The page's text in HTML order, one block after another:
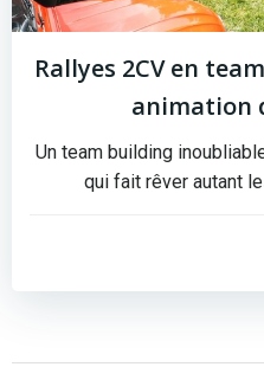
Rallyes 2CV en
animation
Un team building
qui fait rêver autant